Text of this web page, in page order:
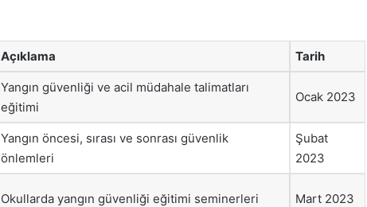
Açıklama Tarih
Yangın güvenliği ve acil müdahale talimatları
eğitimi
Ocak 2023
Yangın öncesi, sırası ve sonrası güvenlik
önlemleri
Şubat
2023
Okullarda yangın güvenliği eğitimi seminerleri Mart 2023